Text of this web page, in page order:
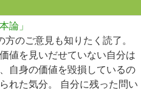
論」
方のご意見も知りたく読了。
値を見いだせていない自分は
自身の価値を毀損しているの
れた気分。 自分に残った問い